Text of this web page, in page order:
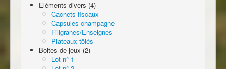
Eléments divers (4)
Cachets fiscaux
Capsules champagne
Filigranes/Enseignes
Plateaux tôlés
Boites de jeux (2)
Lot n° 1